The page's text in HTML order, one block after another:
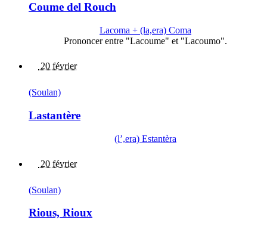
Coume del Rouch
Lacoma + (la,era) Coma
Prononcer entre "Lacoume" et "Lacoumo".
20 février
(Soulan)
Lastantère
(l’,era) Estantèra
20 février
(Soulan)
Rious, Rioux